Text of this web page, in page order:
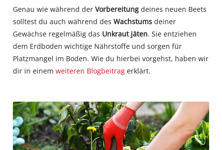
Genau wie während derVorbereitungdeines neuen Beets
solltest du auch während desWachstumsdeiner
Gewächse regelmäßig das Unkraut jäten. Sie entziehen
dem Erdboden wichtige Nährstoffe und sorgen für
Platzmangel im Boden. Wie du hierbei vorgehst, haben wir
dir in einemweiteren Blogbeitrag erklärt.